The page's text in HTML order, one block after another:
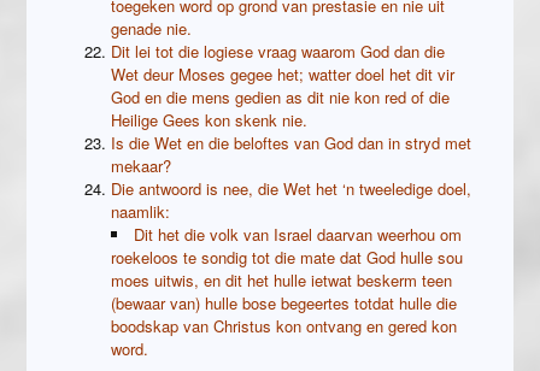
toegeken word op grond van prestasie en nie uit
genade nie.
Dit lei tot die logiese vraag waarom God dan die
Wet deur Moses gegee het; watter doel het dit vir
God en die mens gedien as dit nie kon red of die
Heilige Gees kon skenk nie.
Is die Wet en die beloftes van God dan in stryd met
mekaar?
Die antwoord is nee, die Wet het ‘n tweeledige doel,
naamlik:
Dit het die volk van Israel daarvan weerhou om
roekeloos te sondig tot die mate dat God hulle sou
moes uitwis, en dit het hulle ietwat beskerm teen
(bewaar van) hulle bose begeertes totdat hulle die
boodskap van Christus kon ontvang en gered kon
word.